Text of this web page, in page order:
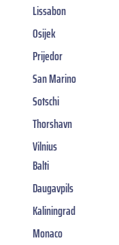
Lissabon
Osijek
Prijedor
San Marino
Sotschi
Thorshavn
Vilnius
Balti
Daugavpils
Kaliningrad
Monaco